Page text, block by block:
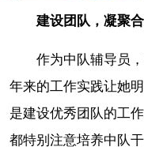
建设团队，凝聚
作为中队辅导员
年来的工作实践让她
是建设优秀团队的工
都特别注意培养中队